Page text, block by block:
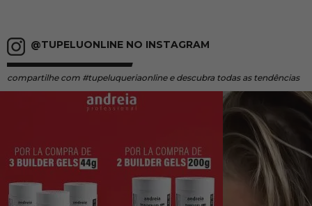
@TUPELUONLINE NO INSTAGRAM
compartilhe com #tupeluqueriaonline e descubra todas as tendências